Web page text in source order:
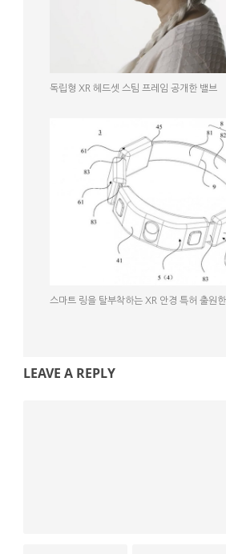
독립형 XR 헤드셋 스팀 프레임 공개한 밸브
스마트 링을 탈부착하는 XR 안경 특허 출원한
LEAVE A REPLY